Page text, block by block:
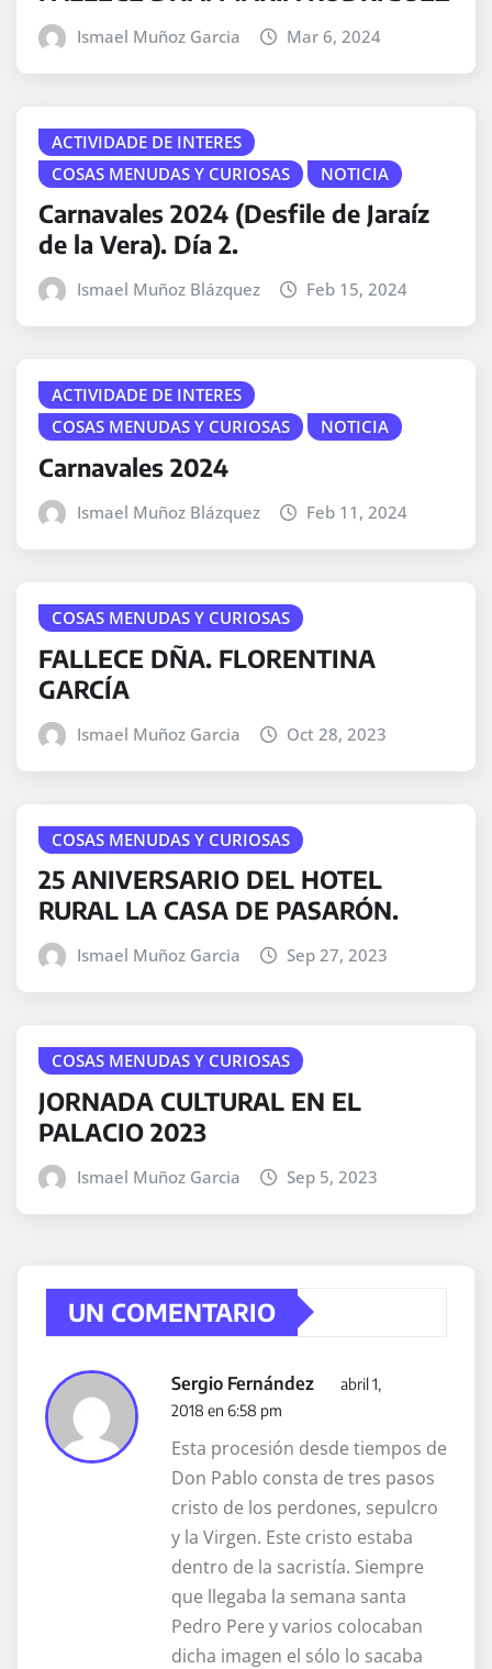
Ismael Muñoz Garcia Mar 6, 2024
ACTIVIDADE DE INTERES
COSAS MENUDAS Y CURIOSAS
NOTICIA
Carnavales 2024 (Desfile de Jaraíz
de la Vera). Día 2.
Ismael Muñoz Blázquez Feb 15, 2024
ACTIVIDADE DE INTERES
COSAS MENUDAS Y CURIOSAS
NOTICIA
Carnavales 2024
Ismael Muñoz Blázquez Feb 11, 2024
COSAS MENUDAS Y CURIOSAS
FALLECE DÑA. FLORENTINA
GARCÍA
Ismael Muñoz Garcia Oct 28, 2023
COSAS MENUDAS Y CURIOSAS
25 ANIVERSARIO DEL HOTEL
RURAL LA CASA DE PASARÓN.
Ismael Muñoz Garcia Sep 27, 2023
COSAS MENUDAS Y CURIOSAS
JORNADA CULTURAL EN EL
PALACIO 2023
Ismael Muñoz Garcia Sep 5, 2023
UN COMENTARIO
Sergio Fernández
abril 1,
2018 en 6:58 pm
Esta procesión desde tiempos de
Don Pablo consta de tres pasos
cristo de los perdones, sepulcro
y la Virgen. Este cristo estaba
dentro de la sacristía. Siempre
que llegaba la semana santa
Pedro Pere y varios colocaban
dicha imagen el sólo lo sacaba